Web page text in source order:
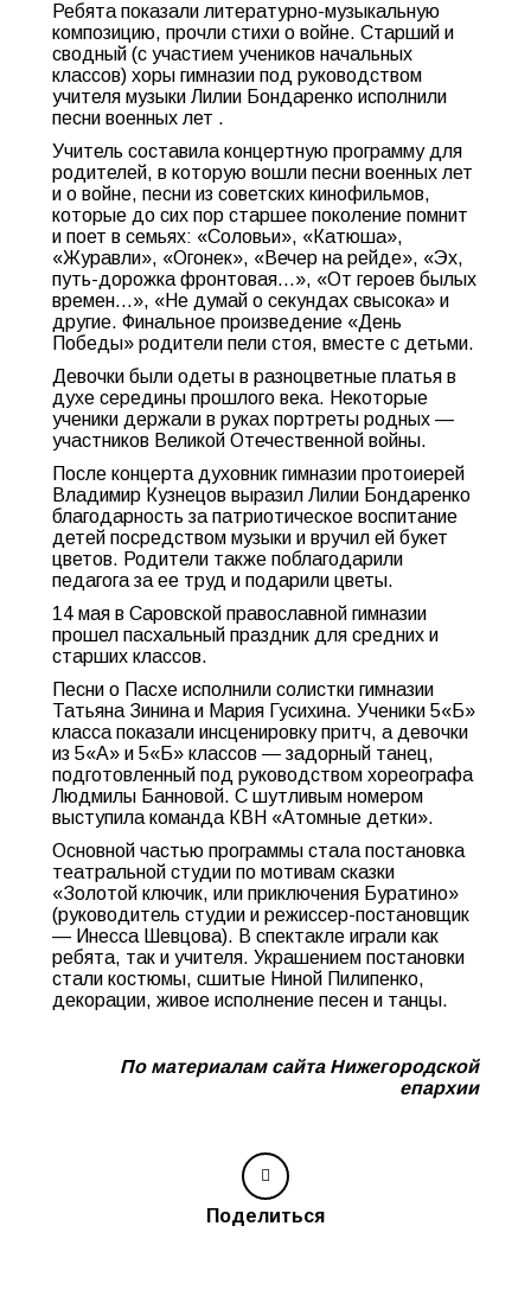
Ребята показали литературно-музыкальную
композицию, прочли стихи о войне. Старший и
сводный (с участием учеников начальных
классов) хоры гимназии под руководством
учителя музыки Лилии Бондаренко исполнили
песни военных лет .
Учитель составила концертную программу для
родителей, в которую вошли песни военных лет
и о войне, песни из советских кинофильмов,
которые до сих пор старшее поколение помнит
и поет в семьях: «Соловьи», «Катюша»,
«Журавли», «Огонек», «Вечер на рейде», «Эх,
путь-дорожка фронтовая…», «От героев былых
времен…», «Не думай о секундах свысока» и
другие. Финальное произведение «День
Победы» родители пели стоя, вместе с детьми.
Девочки были одеты в разноцветные платья в
духе середины прошлого века. Некоторые
ученики держали в руках портреты родных —
участников Великой Отечественной войны.
После концерта духовник гимназии протоиерей
Владимир Кузнецов выразил Лилии Бондаренко
благодарность за патриотическое воспитание
детей посредством музыки и вручил ей букет
цветов. Родители также поблагодарили
педагога за ее труд и подарили цветы.
14 мая в Саровской православной гимназии
прошел пасхальный праздник для средних и
старших классов.
Песни о Пасхе исполнили солистки гимназии
Татьяна Зинина и Мария Гусихина. Ученики 5«Б»
класса показали инсценировку притч, а девочки
из 5«А» и 5«Б» классов — задорный танец,
подготовленный под руководством хореографа
Людмилы Банновой. С шутливым номером
выступила команда КВН «Атомные детки».
Основной частью программы стала постановка
театральной студии по мотивам сказки
«Золотой ключик, или приключения Буратино»
(руководитель студии и режиссер-постановщик
— Инесса Шевцова). В спектакле играли как
ребята, так и учителя. Украшением постановки
стали костюмы, сшитые Ниной Пилипенко,
декорации, живое исполнение песен и танцы.
По материалам сайта Нижегородской
епархии
Поделиться